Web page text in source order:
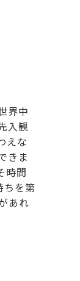
界中
入観
えな
きま
時間
ちを第
あれ